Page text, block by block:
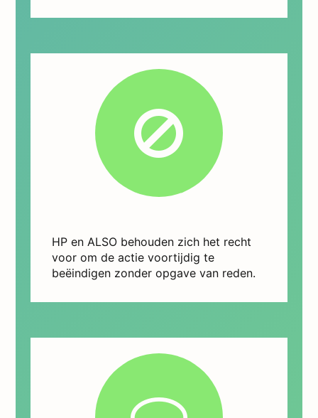
HP en ALSO behouden zich het recht
voor om de actie voortijdig te
beëindigen zonder opgave van reden.